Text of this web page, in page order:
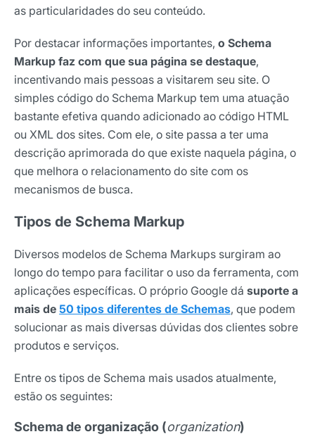
as particularidades do seu conteúdo.
Por destacar informações importantes, o Schema
Markup faz com que sua página se destaque,
incentivando mais pessoas a visitarem seu site. O
simples código do Schema Markup tem uma atuação
bastante efetiva quando adicionado ao código HTML
ou XML dos sites. Com ele, o site passa a ter uma
descrição aprimorada do que existe naquela página, o
que melhora o relacionamento do site com os
mecanismos de busca.
Tipos de Schema Markup
Diversos modelos de Schema Markups surgiram ao
longo do tempo para facilitar o uso da ferramenta, com
aplicações específicas. O próprio Google dá suporte a
mais de 50 tipos diferentes de Schemas, que podem
solucionar as mais diversas dúvidas dos clientes sobre
produtos e serviços.
Entre os tipos de Schema mais usados atualmente,
estão os seguintes:
Schema de organização (organization)